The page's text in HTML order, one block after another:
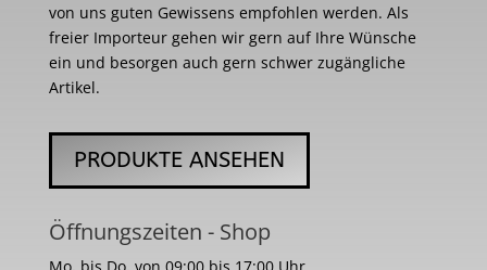
von uns guten Gewissens empfohlen werden. Als
freier Importeur gehen wir gern auf Ihre Wünsche
ein und besorgen auch gern schwer zugängliche
Artikel.
PRODUKTE ANSEHEN
Öffnungszeiten - Shop
Mo. bis Do. von 09:00 bis 17:00 Uhr